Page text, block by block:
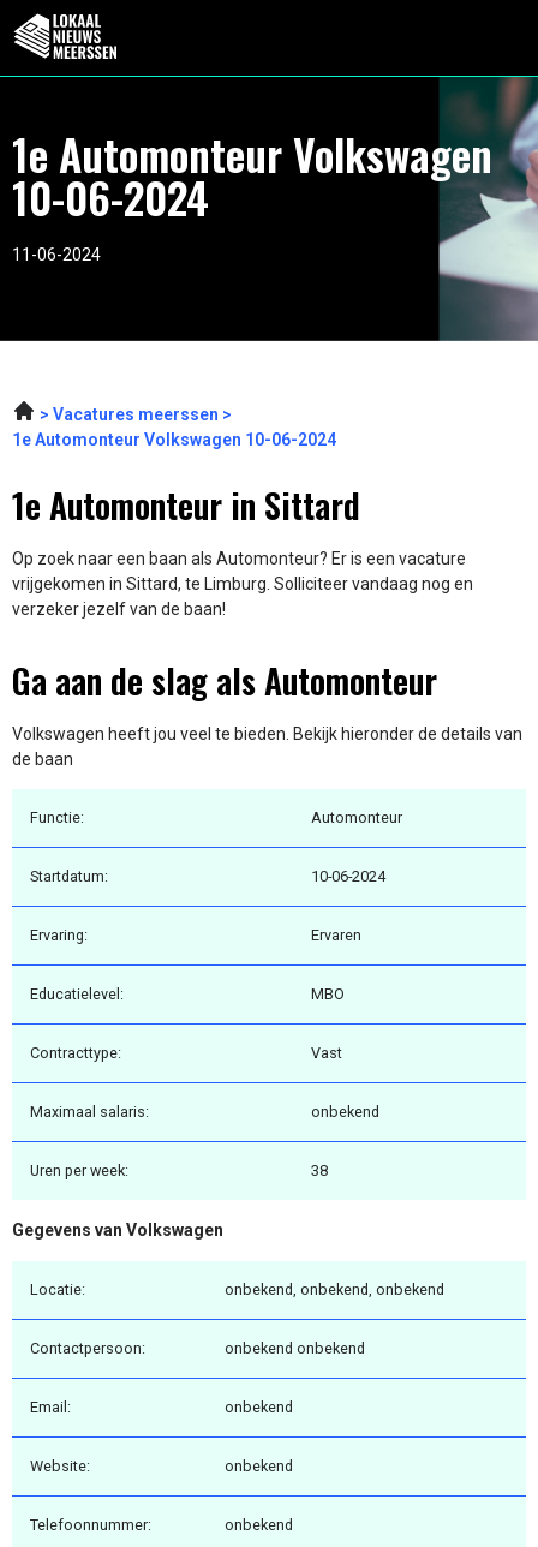
1e Automonteur Volkswagen
10-06-2024
11-06-2024
Vacatures meerssen
1e Automonteur Volkswagen 10-06-2024
1e Automonteur in Sittard
Op zoek naar een baan als Automonteur? Er is een vacature
vrijgekomen in Sittard, te Limburg. Solliciteer vandaag nog en
verzeker jezelf van de baan!
Ga aan de slag als Automonteur
Volkswagen heeft jou veel te bieden. Bekijk hieronder de details van
de baan
Functie: Automonteur
Startdatum: 10-06-2024
Ervaring: Ervaren
Educatielevel: MBO
Contracttype: Vast
Maximaal salaris: onbekend
Uren per week: 38
Gegevens van Volkswagen
Locatie: onbekend, onbekend, onbekend
Contactpersoon: onbekend onbekend
Email: onbekend
Website: onbekend
Telefoonnummer: onbekend